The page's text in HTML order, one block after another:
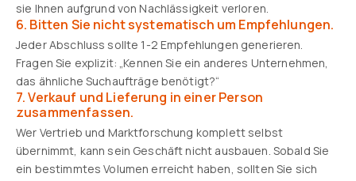
sie Ihnen aufgrund von Nachlässigkeit verloren.
6. Bitten Sie nicht systematisch um Empfehlungen.
Jeder Abschluss sollte 1-2 Empfehlungen generieren.
Fragen Sie explizit: „Kennen Sie ein anderes Unternehmen,
das ähnliche Suchaufträge benötigt?“
7. Verkauf und Lieferung in einer Person
zusammenfassen.
Wer Vertrieb und Marktforschung komplett selbst
übernimmt, kann sein Geschäft nicht ausbauen. Sobald Sie
ein bestimmtes Volumen erreicht haben, sollten Sie sich